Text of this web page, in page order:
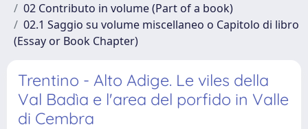
02 Contributo in volume (Part of a book)
02.1 Saggio su volume miscellaneo o Capitolo di libro
(Essay or Book Chapter)
Trentino - Alto Adige. Le viles della
Val Badìa e l'area del porfido in Valle
di Cembra